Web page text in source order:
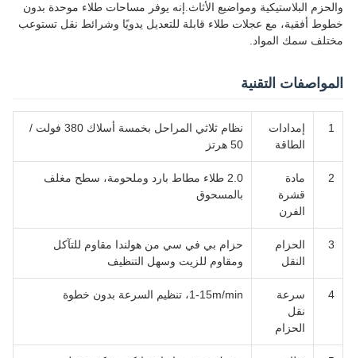
والحزم البلاستيكية ومواضيع الأثاث.إنه يوفر مساحات طلاء موحدة بدون
خطوط أفقية، مع عجلات طلاء قابلة للتعديل يدويًا وشرائط نقل تستوعب
مختلف سمك المواد.
المواصفات التقنية
1
إمدادات
الطاقة
نظام ثلاثي المراحل بخمسة أسلاك 380 فولت /
50 هرتز
2
مادة
قشرة
الفرن
2.0 طلاء مطاط بارد وملحومة، سطح مغلف
بالمسحوق
3
الحزام
النقل
حزام بي في سي من هولندا مقاوم للتآكل
ومقاوم للزيت وسهل التنظيف
4
سرعة
نقل
الحزام
1-15m/min، تنظيم السرعة بدون خطوة